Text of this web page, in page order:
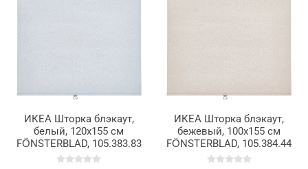
ИКЕА Шторка блэкаут,
белый, 120x155 см
FÖNSTERBLAD, 105.383.83
ИКЕА Шторка блэкаут,
бежевый, 100x155 см
FÖNSTERBLAD, 105.384.44